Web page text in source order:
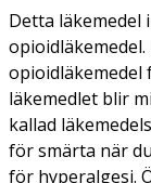
Detta läkemedel
läkemedlet blir
kallad
för smärta när
för hyperalgesi.